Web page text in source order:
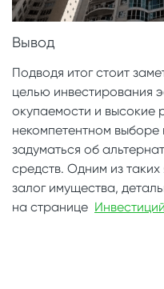
Вывод
Подводя итог стоит
целью инвестирования
окупаемости и высокие
некомпетентном выборе
задуматься об
средств. Одним из
залог имущества,
на странице Инвестиций